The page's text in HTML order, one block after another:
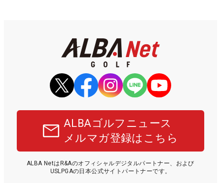
ALBAゴルフニュース
メルマガ登録はこちら
ALBA NetはR&Aのオフィシャルデジタルパートナー、および
USLPGAの日本公式サイトパートナーです。